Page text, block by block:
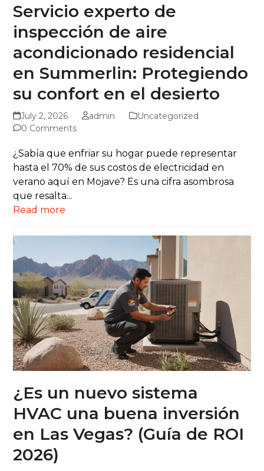
Servicio experto de
inspección de aire
acondicionado residencial
en Summerlin: Protegiendo
su confort en el desierto
July 2, 2026 admin
Uncategorized
0 Comments
¿Sabía que enfriar su hogar puede representar
hasta el 70% de sus costos de electricidad en
verano aquí en Mojave? Es una cifra asombrosa
que resalta...
Read more
¿Es un nuevo sistema
HVAC una buena inversión
en Las Vegas? (Guía de ROI
2026)